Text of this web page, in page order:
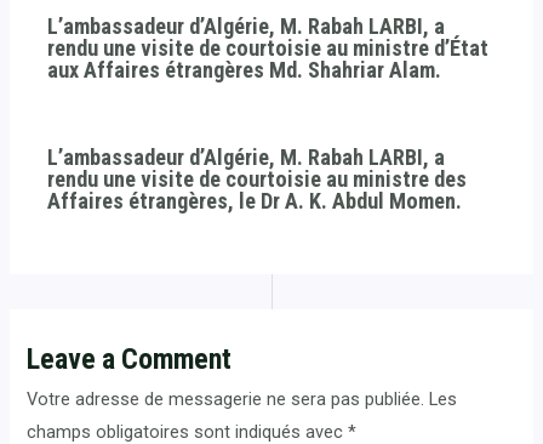
L’ambassadeur d’Algérie, M. Rabah LARBI, a
rendu une visite de courtoisie au ministre d’État
aux Affaires étrangères Md. Shahriar Alam.
L’ambassadeur d’Algérie, M. Rabah LARBI, a
rendu une visite de courtoisie au ministre des
Affaires étrangères, le Dr A. K. Abdul Momen.
Leave a Comment
Votre adresse de messagerie ne sera pas publiée. Les
champs obligatoires sont indiqués avec*